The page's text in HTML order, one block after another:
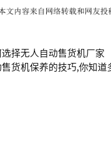
选择无人自动售货机厂家
货机保养的技巧,你知道